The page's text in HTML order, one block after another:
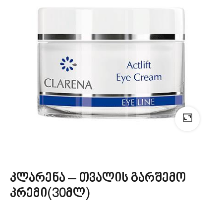
კლარენა – თვალის გარშემო
კრემი(30მლ)